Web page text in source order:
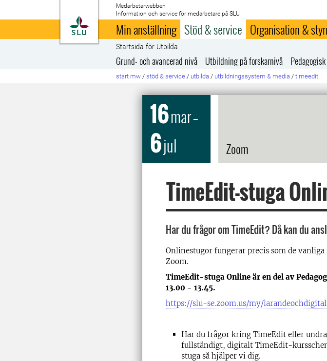
Till startsida
Medarbetarwebben
Information och service för medarbetare på SLU
Min anställning Stöd & service Organisation &
Startsida för Utbilda
Grund- och avancerad nivå Utbildning på forskarnivå
start mw / stöd & service / utbilda / utbildningssystem & media / timeedit
16mar–
6jul Zoom
TimeEdit-stuga
Har du frågor om TimeEdit? Då kan du
Onlinestugor fungerar precis som de
Zoom.
TimeEdit-stuga Online är en del av
13.00 - 13.45.
https://slu-se.zoom.us/my/
Har du frågor kring TimeEdit eller
fullständigt, digitalt TimeEdit-
stuga så hjälper vi dig.